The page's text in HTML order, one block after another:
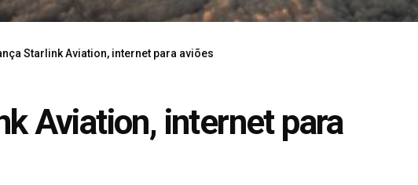
Starlink Aviation, internet para aviões
Aviation, internet para